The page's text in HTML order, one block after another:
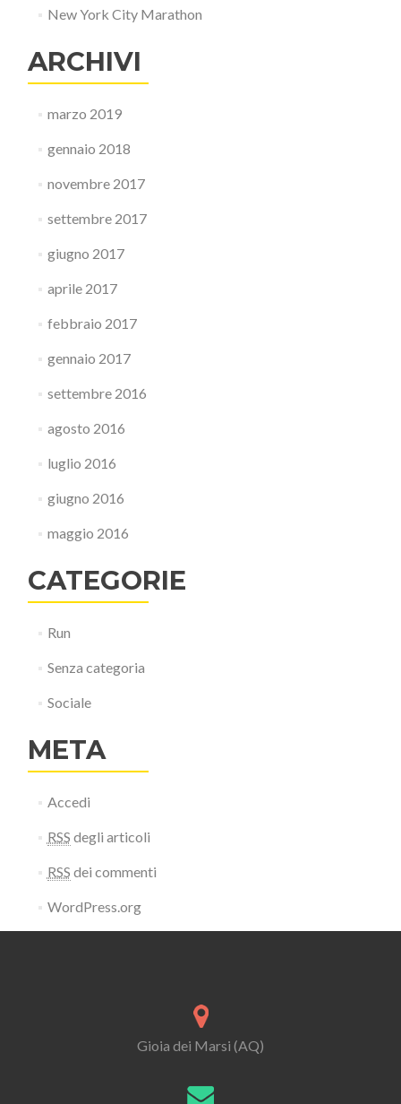
New York City Marathon
ARCHIVI
marzo 2019
gennaio 2018
novembre 2017
settembre 2017
giugno 2017
aprile 2017
febbraio 2017
gennaio 2017
settembre 2016
agosto 2016
luglio 2016
giugno 2016
maggio 2016
CATEGORIE
Run
Senza categoria
Sociale
META
Accedi
RSS degli articoli
RSS dei commenti
WordPress.org
Gioia dei Marsi (AQ)